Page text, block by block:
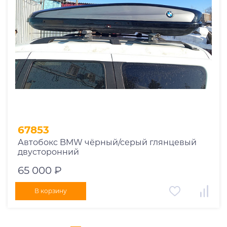
67853
Автобокс BMW чёрный/серый глянцевый
двусторонний
65 000 ₽
В корзину